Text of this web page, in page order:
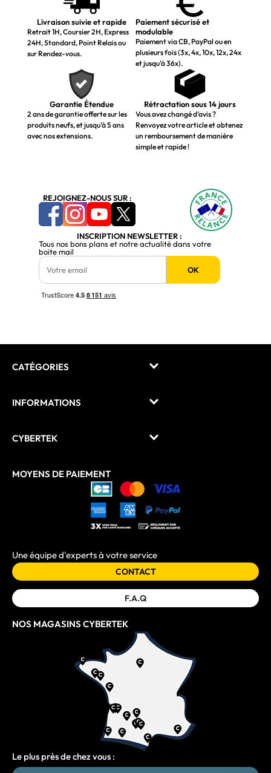
Livraison suivie et rapide
Retrait 1H, Coursier 2H, Express
24H, Standard, Point Relais ou
sur Rendez-vous.
Paiement sécurisé et
modulable
Paiement via CB, PayPal ou en
plusieurs fois (3x, 4x, 10x, 12x, 24x
et jusqu’à 36x).
Garantie Étendue
2 ans de garantie offerte sur les
produits neufs, et jusqu’à 5 ans
avec nos extensions.
Rétractation sous 14 jours
Vous avez changé d’avis ?
Renvoyez votre article et obtenez
un remboursement de manière
simple et rapide !
REJOIGNEZ-NOUS SUR :
INSCRIPTION NEWSLETTER :
Tous nos bons plans et notre actualité dans votre
boite mail
OK
CATÉGORIES
INFORMATIONS
CYBERTEK
MOYENS DE PAIEMENT
Une équipe d'experts à votre service
CONTACT
F.A.Q
NOS MAGASINS CYBERTEK
Le plus près de chez vous :